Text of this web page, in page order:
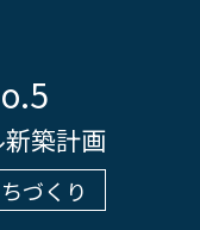
築計画
づくり